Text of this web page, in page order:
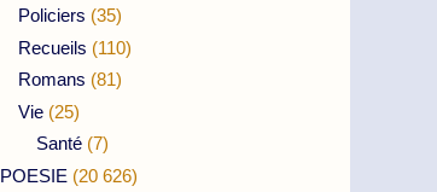
Policiers (35)
Recueils (110)
Romans (81)
Vie (25)
Santé (7)
POESIE (20 626)